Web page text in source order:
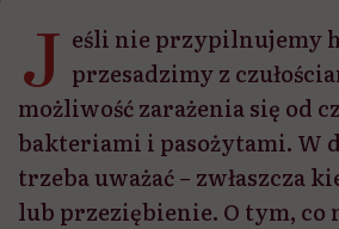
J eśli nie przypilnujemy
przesadzimy z
możliwość zarażenia się od
bakteriami i pasożytami. W
trzeba uważać – zwłaszcza
lub przeziębienie. O tym, co